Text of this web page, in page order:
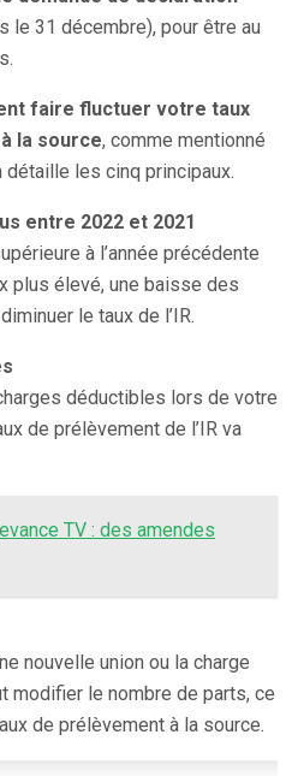
le 31 décembre), pour être au
faire fluctuer votre taux
la source, comme mentionné
détaille les cinq principaux.
entre 2022 et 2021
à l’année précédente
plus élevé, une baisse des
le taux de l’IR.
déductibles lors de votre
de prélèvement de l’IR va
TV : des amendes
nouvelle union ou la charge
modifier le nombre de parts, ce
de prélèvement à la source.